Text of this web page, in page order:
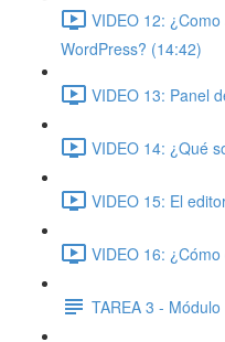
VIDEO 12:
WordPress? (14:42)
VIDEO 13: Panel
VIDEO 14: ¿Qué
VIDEO 15: El
VIDEO 16:
TAREA 3 - Módulo